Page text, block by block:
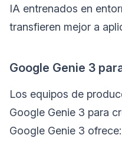
IA entrenados en
transfieren mejor a
Google Genie 3
Los equipos de
Google Genie 3 para
Google Genie 3 ofrece: